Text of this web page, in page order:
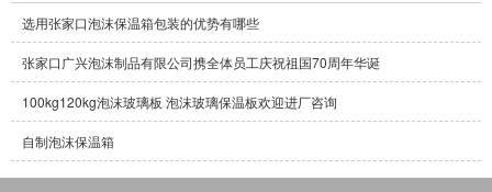
选用张家口泡沫保温箱包装的优势有哪些
张家口广兴泡沫制品有限公司携全体员工庆祝祖国70周年华诞
100kg120kg泡沫玻璃板 泡沫玻璃保温板欢迎进厂咨询
自制泡沫保温箱